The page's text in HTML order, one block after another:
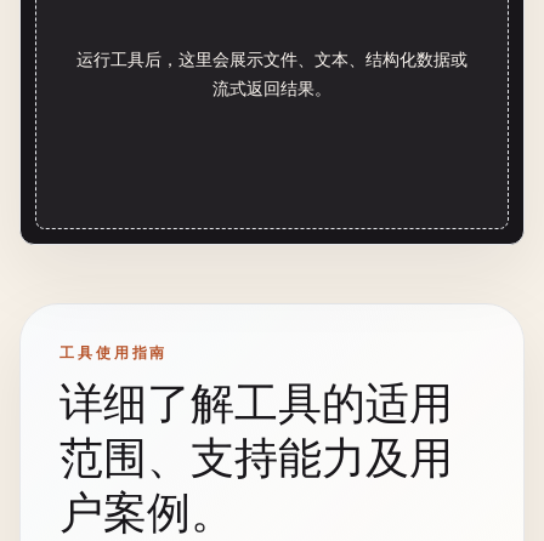
运行工具后，这里会展示文件、文本、结构化数据或
流式返回结果。
工具使用指南
详细了解工具的适用
范围、支持能力及用
户案例。